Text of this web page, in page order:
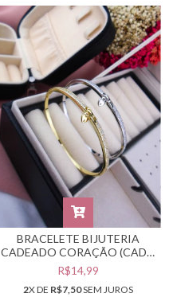
BRACELETE BIJUTERIA
CADEADO CORAÇÃO (CADA
- SELECIONE A COR
DESEJADA) #PB0301730
R$14,99
2X DE R$7,50SEM JUROS